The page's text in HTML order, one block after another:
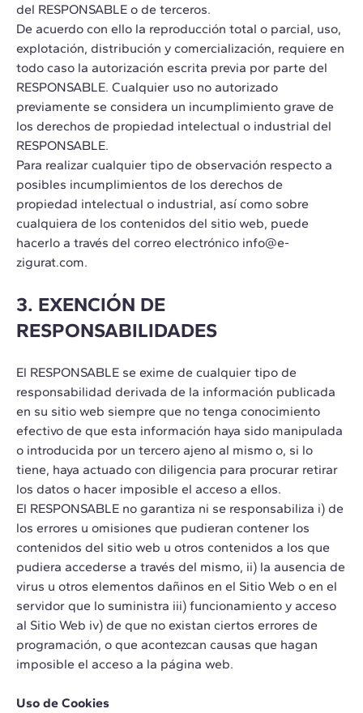
del RESPONSABLE o de terceros.
De acuerdo con ello la reproducción total o parcial, uso,
explotación, distribución y comercialización, requiere en
todo caso la autorización escrita previa por parte del
RESPONSABLE. Cualquier uso no autorizado
previamente se considera un incumplimiento grave de
los derechos de propiedad intelectual o industrial del
RESPONSABLE.
Para realizar cualquier tipo de observación respecto a
posibles incumplimientos de los derechos de
propiedad intelectual o industrial, así como sobre
cualquiera de los contenidos del sitio web, puede
hacerlo a través del correo electrónico info@e-
zigurat.com.
3. EXENCIÓN DE
RESPONSABILIDADES
El RESPONSABLE se exime de cualquier tipo de
responsabilidad derivada de la información publicada
en su sitio web siempre que no tenga conocimiento
efectivo de que esta información haya sido manipulada
o introducida por un tercero ajeno al mismo o, si lo
tiene, haya actuado con diligencia para procurar retirar
los datos o hacer imposible el acceso a ellos.
El RESPONSABLE no garantiza ni se responsabiliza i) de
los errores u omisiones que pudieran contener los
contenidos del sitio web u otros contenidos a los que
pudiera accederse a través del mismo, ii) la ausencia de
virus u otros elementos dañinos en el Sitio Web o en el
servidor que lo suministra iii) funcionamiento y acceso
al Sitio Web iv) de que no existan ciertos errores de
programación, o que acontezcan causas que hagan
imposible el acceso a la página web.
Uso de Cookies